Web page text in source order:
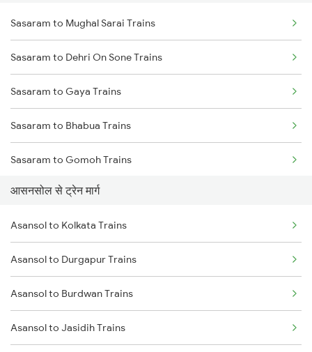
Delhi to Jammu Trains
Mumbai to Delhi Trains
Mumbai to Goa Trains
Chennai to Coimbatore Trains
Sasaram to Mughal Sarai Trains
Sasaram to Dehri On Sone Trains
Sasaram to Gaya Trains
Sasaram to Bhabua Trains
Sasaram to Gomoh Trains
Sasaram to Koderma Trains
Sasaram to Kolkata Trains
Sasaram to Dhanbad Trains
Sasaram to Kanpur Trains
Sasaram to Anugraha N Road Trains
आसनसोल से ट्रेन मार्ग
Asansol to Kolkata Trains
Asansol to Durgapur Trains
Asansol to Burdwan Trains
Asansol to Jasidih Trains